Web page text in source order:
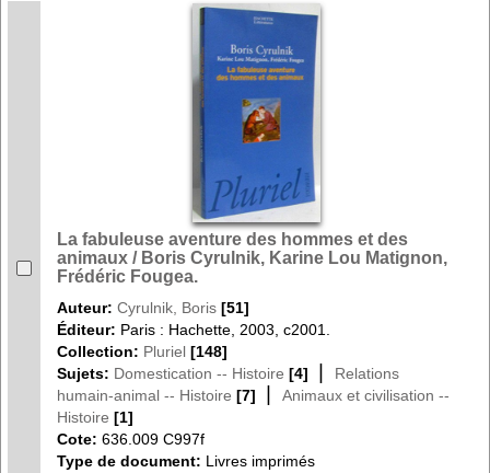
La fabuleuse aventure des hommes et des
animaux / Boris Cyrulnik, Karine Lou Matignon,
Frédéric Fougea.
Auteur: Cyrulnik, Boris [51]
Éditeur: Paris : Hachette, 2003, c2001.
Collection: Pluriel [148]
Sujets: Domestication -- Histoire [4] |
Relations
humain-animal -- Histoire [7] |
Animaux et civilisation --
Histoire [1]
Cote: 636.009 C997f
Type de document: Livres imprimés